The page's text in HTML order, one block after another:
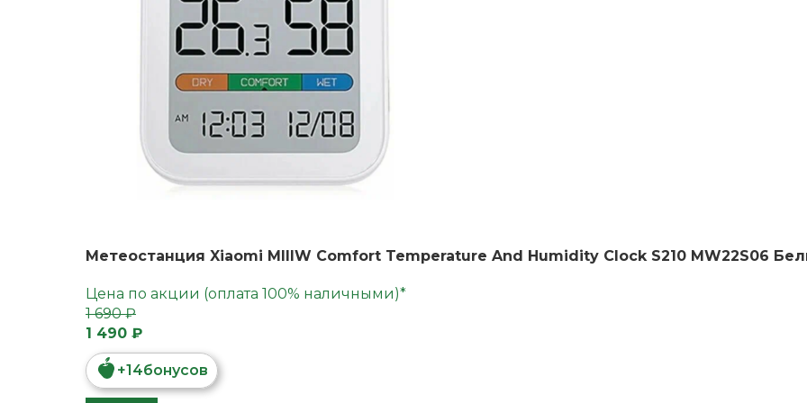
Метеостанция Xiaomi MIIIW Comfort Temperature And Humidity Clock S210 MW22S06
Цена по акции (оплата 100% наличными)*
1 490 ₽
+14бонусов
1 690 ₽